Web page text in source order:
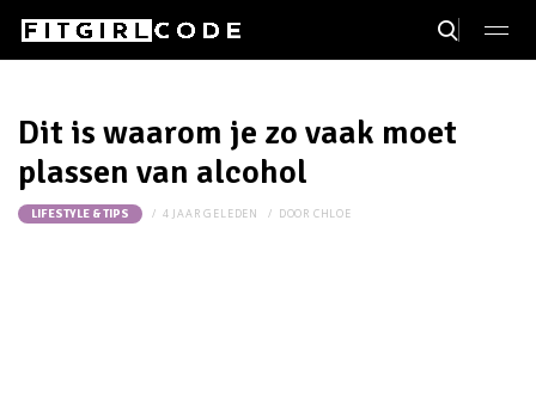
Dit is waarom je zo vaak moet
plassen van alcohol
LIFESTYLE & TIPS 4 JAAR GELEDEN DOOR CHLOE